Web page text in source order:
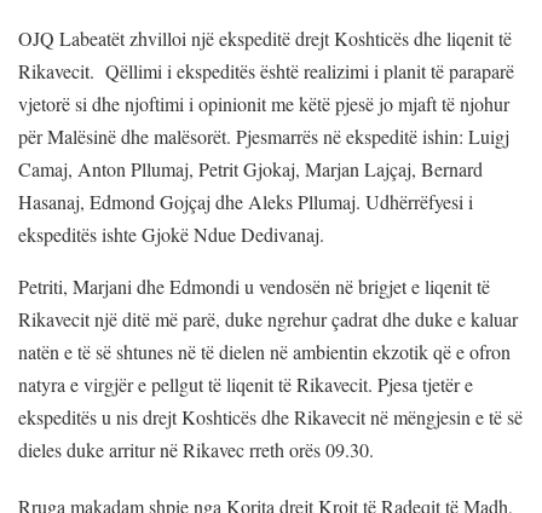
OJQ Labeatët zhvilloi një ekspeditë drejt Koshticës dhe liqenit të
Rikavecit. Qëllimi i ekspeditës është realizimi i planit të paraparë
vjetorë si dhe njoftimi i opinionit me këtë pjesë jo mjaft të njohur
për Malësinë dhe malësorët. Pjesmarrës në ekspeditë ishin: Luigj
Camaj, Anton Pllumaj, Petrit Gjokaj, Marjan Lajçaj, Bernard
Hasanaj, Edmond Gojçaj dhe Aleks Pllumaj. Udhërrëfyesi i
ekspeditës ishte Gjokë Ndue Dedivanaj.
Petriti, Marjani dhe Edmondi u vendosën në brigjet e liqenit të
Rikavecit një ditë më parë, duke ngrehur çadrat dhe duke e kaluar
natën e të së shtunes në të dielen në ambientin ekzotik që e ofron
natyra e virgjër e pellgut të liqenit të Rikavecit. Pjesa tjetër e
ekspeditës u nis drejt Koshticës dhe Rikavecit në mëngjesin e të së
dieles duke arritur në Rikavec rreth orës 09.30.
Rruga makadam shpie nga Korita drejt Kroit të Radeqit të Madh,